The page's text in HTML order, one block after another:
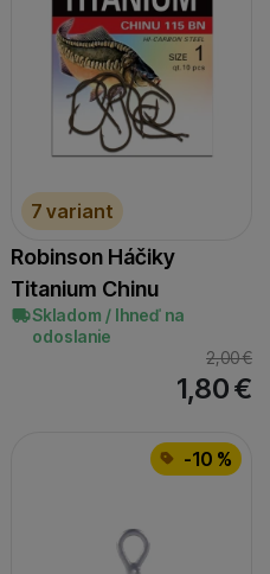
7 variant
Robinson Háčiky
Titanium Chinu
Skladom / Ihneď na
odoslanie
2,00€
1,80€
-10 %